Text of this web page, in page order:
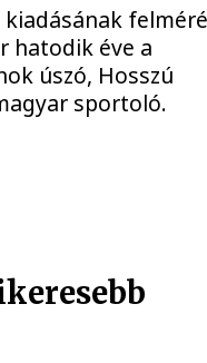
hatodik éve a
úszó, Hosszú
sportoló.